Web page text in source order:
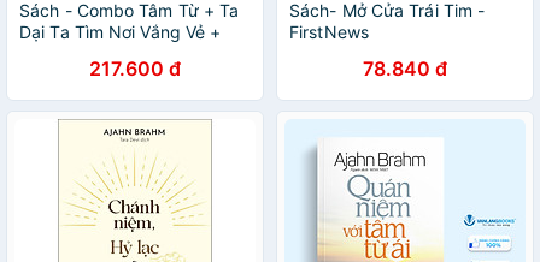
Sách - Combo Tâm Từ + Ta
Dại Ta Tìm Nơi Vắng Vẻ +
(Bộ 3 Cuốn)217.600 đ
Sách- Mở Cửa Trái Tim -
FirstNews
78.840 đ